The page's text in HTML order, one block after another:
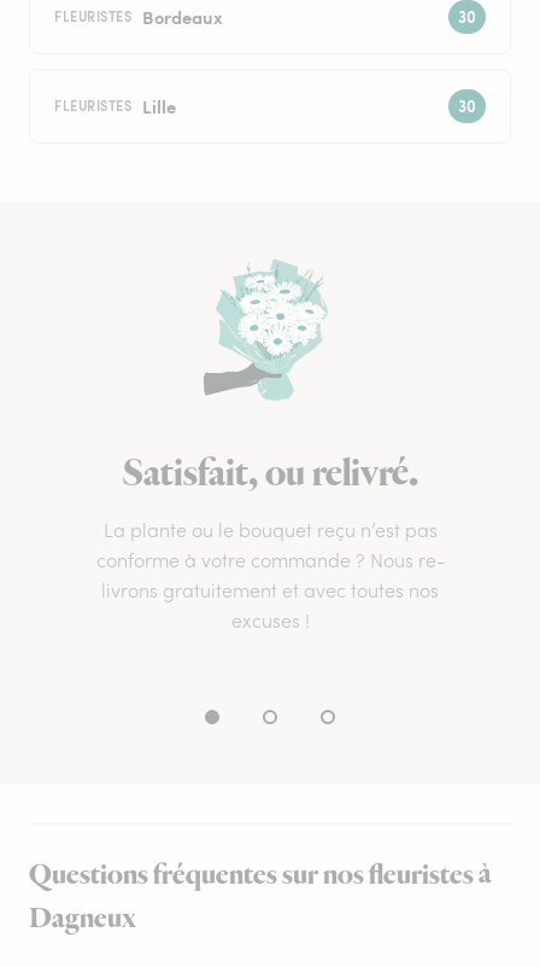
FLEURISTES Bordeaux
FLEURISTES Lille
Satisfait, ou relivré.
La plante ou le bouquet reçu n’est pas
conforme à votre commande ? Nous re-
livrons gratuitement et avec toutes nos
excuses !
Questions fréquentes sur nos fleuristes à
Dagneux